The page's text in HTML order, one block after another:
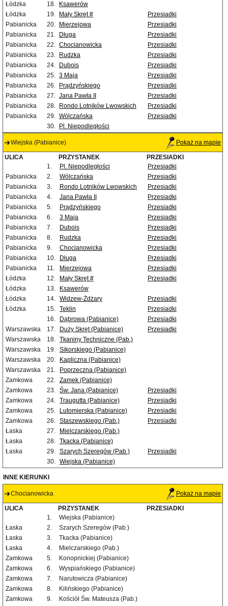
Łódzka
18.
Ksawerów
Łódzka
19. Mały Skręt #
Przesiadki
Pabianicka
20. Mierzejowa
Przesiadki
Pabianicka
21. Długa
Przesiadki
Pabianicka
22. Chocianowicka
Przesiadki
Pabianicka
23. Rudzka
Przesiadki
Pabianicka
24. Dubois
Przesiadki
Pabianicka
25. 3 Maja
Przesiadki
Pabianicka
26. Prądzyńskiego
Przesiadki
Pabianicka
27. Jana Pawła II
Przesiadki
Pabianicka
28. Rondo Lotników Lwowskich
Przesiadki
Pabianicka
29. Wólczańska
Przesiadki
30.
Pl. Niepodległości
Wiejska (Pabianice) Pokaż na mapie
ULICA PRZYSTANEK
PRZESIADKI
1.
Pl. Niepodległości
Przesiadki
Pabianicka
2. Wólczańska
Przesiadki
Pabianicka
3. Rondo Lotników Lwowskich
Przesiadki
Pabianicka
4. Jana Pawła II
Przesiadki
Pabianicka
5. Prądzyńskiego
Przesiadki
Pabianicka
6. 3 Maja
Przesiadki
Pabianicka
7. Dubois
Przesiadki
Pabianicka
8. Rudzka
Przesiadki
Pabianicka
9. Chocianowicka
Przesiadki
Pabianicka
10. Długa
Przesiadki
Pabianicka
11. Mierzejowa
Przesiadki
Łódzka
12. Mały Skręt #
Przesiadki
Łódzka
13.
Ksawerów
Łódzka
14. Widzew-Żdżary
Przesiadki
Łódzka
15. Teklin
Przesiadki
16.
Dąbrowa (Pabianice)
Przesiadki
Warszawska
17. Duży Skręt (Pabianice)
Przesiadki
Warszawska
18. Tkaniny Techniczne (Pab.)
Warszawska
19. Sikorskiego (Pabianice)
Warszawska
20.
Kapliczna (Pabianice)
Warszawska
21.
Poprzeczna (Pabianice)
Zamkowa
22. Zamek (Pabianice)
Zamkowa
23. Św. Jana (Pabianice)
Przesiadki
Zamkowa
24. Traugutta (Pabianice)
Przesiadki
Zamkowa
25. Lutomierska (Pabianice)
Przesiadki
Zamkowa
26. Staszewskiego (Pab.)
Przesiadki
Łaska
27.
Mielczarskiego (Pab.)
Łaska
28. Tkacka (Pabianice)
Łaska
29. Szarych Szeregów (Pab.)
Przesiadki
30. Wiejska (Pabianice)
INNE KIERUNKI
Chocianowicka Pokaż na mapie
ULICA PRZYSTANEK
PRZESIADKI
1.
Wiejska (Pabianice)
Łaska
2.
Szarych Szeregów (Pab.)
Łaska
3.
Tkacka (Pabianice)
Łaska
4.
Mielczarskiego (Pab.)
Zamkowa
5.
Konopnickiej (Pabianice)
Zamkowa
6.
Wyspiańskiego (Pabianice)
Zamkowa
7.
Narutowicza (Pabianice)
Zamkowa
8.
Kilińskiego (Pabianice)
Zamkowa
9.
Kościół Św. Mateusza (Pab.)